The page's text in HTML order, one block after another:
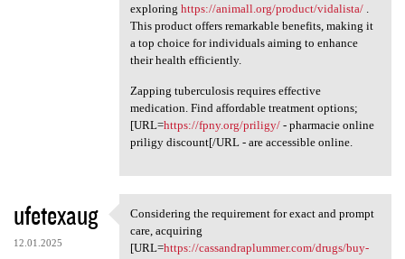
exploring https://animall.org/product/vidalista/.
This product offers remarkable benefits, making it
a top choice for individuals aiming to enhance
their health efficiently.
Zapping tuberculosis requires effective
medication. Find affordable treatment options;
[URL=https://fpny.org/priligy/- pharmacie online
priligy discount[/URL - are accessible online.
ufetexaug
12.01.2025
Considering the requirement
Considering the requirement for exact and prompt
care, acquiring
[URL=https://cassandraplummer.com/drugs/buy-